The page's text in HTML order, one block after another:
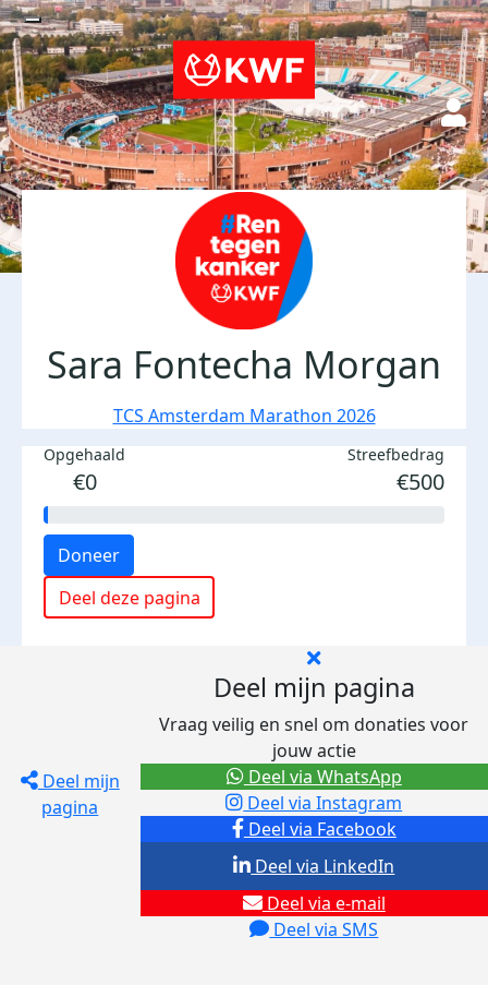
Sara Fontecha Morgan
TCS Amsterdam Marathon 2026
Opgehaald
€0
Streefbedrag
€500
Doneer
Deel deze pagina
Deel mijn
pagina
Deel mijn pagina
Vraag veilig en snel om donaties voor
jouw actie
Deel via Facebook
Deel via Instagram
Deel via e-mail
Deel via SMS
Deel via LinkedIn
Deel via WhatsApp